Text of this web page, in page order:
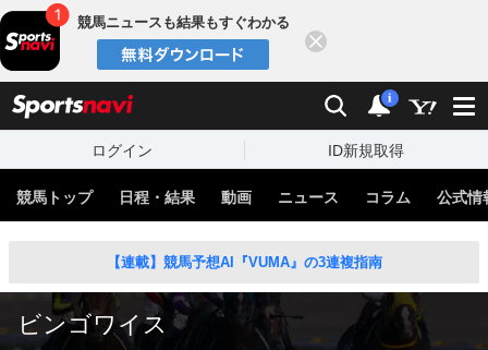
競馬ニュースも結果もすぐわかる
検索 通知
i
ログイン ID新規取得
競馬トップ 日程・結果 動画 ニュース コラム 公式情
【連載】競馬予想AI『VUMA』の3連複指南
ビンゴワイス